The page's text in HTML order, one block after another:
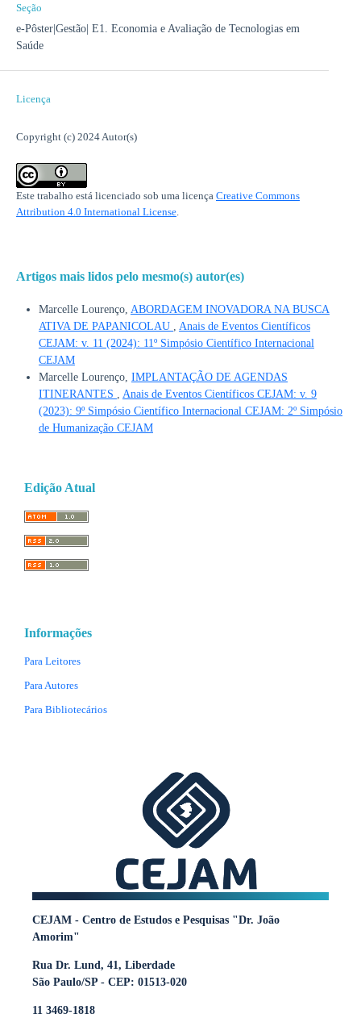
Seção
e-Pôster|Gestão| E1. Economia e Avaliação de Tecnologias em
Saúde
Licença
Copyright (c) 2024 Autor(s)
Este trabalho está licenciado sob uma licença Creative Commons
Attribution 4.0 International License.
Artigos mais lidos pelo mesmo(s) autor(es)
Marcelle Lourenço, ABORDAGEM INOVADORA NA BUSCA
ATIVA DE PAPANICOLAU
Anais de Eventos Científicos
CEJAM: v. 11 (2024): 11º Simpósio Científico Internacional
CEJAM
Marcelle Lourenço, IMPLANTAÇÃO DE AGENDAS
ITINERANTES
Anais de Eventos Científicos CEJAM: v. 9
(2023): 9º Simpósio Científico Internacional CEJAM: 2º Simpósio
de Humanização CEJAM
Edição Atual
Informações
Para Leitores
Para Autores
Para Bibliotecários
CEJAM - Centro de Estudos e Pesquisas "Dr. João
Amorim"
Rua Dr. Lund, 41, Liberdade
São Paulo/SP - CEP: 01513-020
11 3469-1818